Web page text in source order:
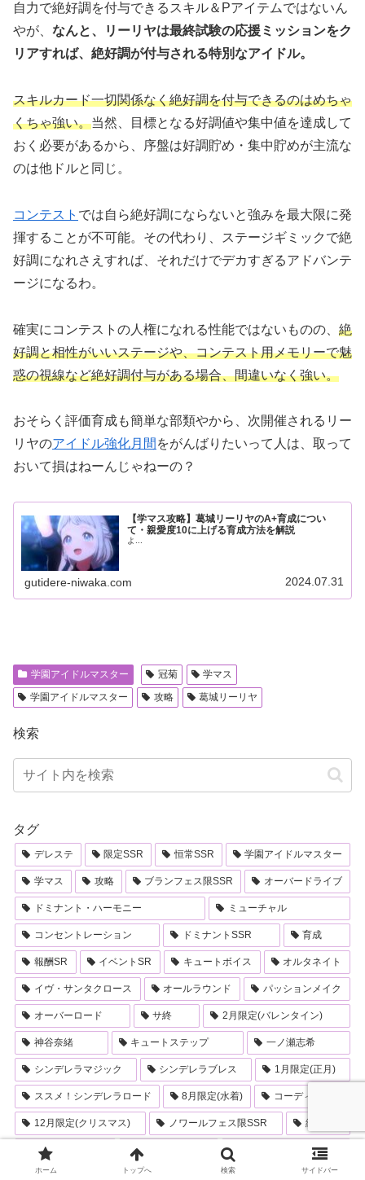
自力で絶好調を付与できるスキル＆Pアイテムではないん
やが、 なんと、リーリヤは最終試験の応援ミッションをク
リアすれば、絶好調が付与される特別なアイドル。
スキルカード一切関係なく絶好調を付与できるのはめちゃ
くちゃ強い。当然、目標となる好調値や集中値を達成して
おく必要があるから、序盤は好調貯め・集中貯めが主流な
のは他ドルと同じ。
コンテスト では自ら絶好調にならないと強みを最大限に発
揮することが不可能。その代わり、ステージギミックで絶
好調になれさえすれば、それだけでデカすぎるアドバンテ
ージになるわ。
確実にコンテストの人権になれる性能ではないものの、 絶
好調と相性がいいステージや、コンテスト用メモリーで魅
惑の視線など絶好調付与がある場合、間違いなく強い。
おそらく評価育成も簡単な部類やから、次開催されるリー
リヤのアイドル強化月間 をがんばりたいって人は、取って
おいて損はねーんじゃねーの？
【学マス攻略】葛城リーリヤのA+育成につい
て・親愛度10に上げる育成方法を解説
よ...
gutidere-niwaka.com 2024.07.31
学園アイドルマスター 冠菊
学マス
学園アイドルマスター
攻略 葛城リーリヤ
検索
タグ
デレステ 限定SSR 恒常SSR 学園アイドルマスター
学マス 攻略 ブランフェス限SSR オーバードライブ
ドミナント・ハーモニー ミューチャル
コンセントレーション ドミナントSSR 育成
報酬SR イベントSR キュートボイス オルタネイト
イヴ・サンタクロース オールラウンド パッションメイク
オーバーロード サ終 2月限定(バレンタイン)
神谷奈緒 キュートステップ 一ノ瀬志希
シンデレラマジック シンデレラブレス 1月限定(正月)
ススメ！シンデレラロード 8月限定(水着) コーディネイト
12月限定(クリスマス) ノワールフェス限SSR 編成例
コンボボーナス 11月限定(温泉) 10月限定(ハロウィン)
パッションステップ 6月限定(ブライダル)
ホーム トップへ 検索 サイドバー